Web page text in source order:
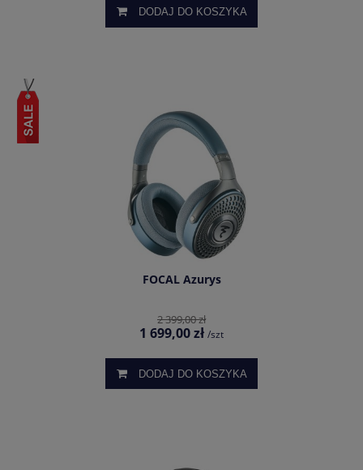
DODAJ DO KOSZYKA
FOCAL Azurys
2 399,00 zł
1 699,00 zł /szt
DODAJ DO KOSZYKA